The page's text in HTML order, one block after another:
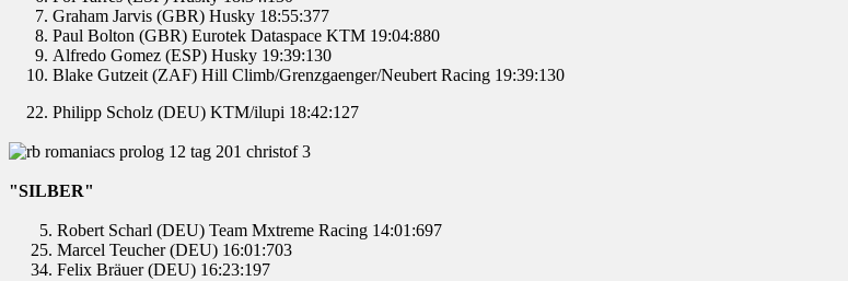
Graham Jarvis (GBR) Husky 18:55:377
Paul Bolton (GBR) Eurotek Dataspace KTM 19:04:880
Alfredo Gomez (ESP) Husky 19:39:130
Blake Gutzeit (ZAF) Hill Climb/Grenzgaenger/Neubert Racing 19:39:130
22. Philipp Scholz (DEU) KTM/ilupi 18:42:127
"SILBER"
5. Robert Scharl (DEU) Team Mxtreme Racing 14:01:697
25. Marcel Teucher (DEU) 16:01:703
34. Felix Bräuer (DEU) 16:23:197